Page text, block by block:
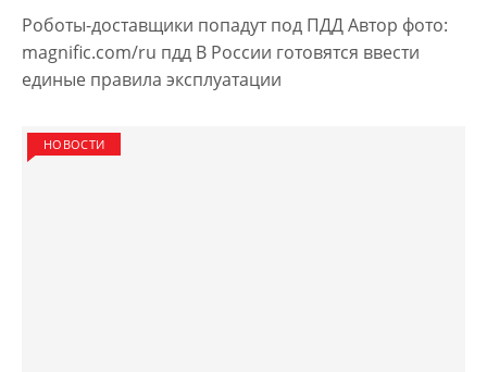
Роботы-доставщики попадут под ПДД Автор фото:
magnific.com/ru пдд В России готовятся ввести
единые правила эксплуатации
НОВОСТИ